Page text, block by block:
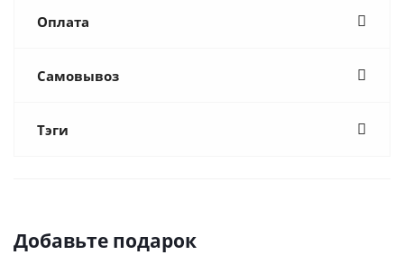
Оплата
Самовывоз
Тэги
Добавьте подарок